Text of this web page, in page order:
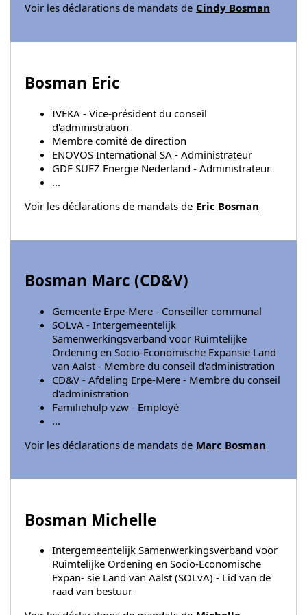
Voir les déclarations de mandats de Cindy Bosman
Bosman Eric
IVEKA - Vice-président du conseil
d'administration
Membre comité de direction
ENOVOS International SA - Administrateur
GDF SUEZ Energie Nederland - Administrateur
...
Voir les déclarations de mandats de Eric Bosman
Bosman Marc (CD&V)
Gemeente Erpe-Mere - Conseiller communal
SOLvA - Intergemeentelijk
Samenwerkingsverband voor Ruimtelijke
Ordening en Socio-Economische Expansie Land
van Aalst - Membre du conseil d'administration
CD&V - Afdeling Erpe-Mere - Membre du conseil
d'administration
Familiehulp vzw - Employé
...
Voir les déclarations de mandats de Marc Bosman
Bosman Michelle
Intergemeentelijk Samenwerkingsverband voor
Ruimtelijke Ordening en Socio-Economische
Expan- sie Land van Aalst (SOLvA) - Lid van de
raad van bestuur